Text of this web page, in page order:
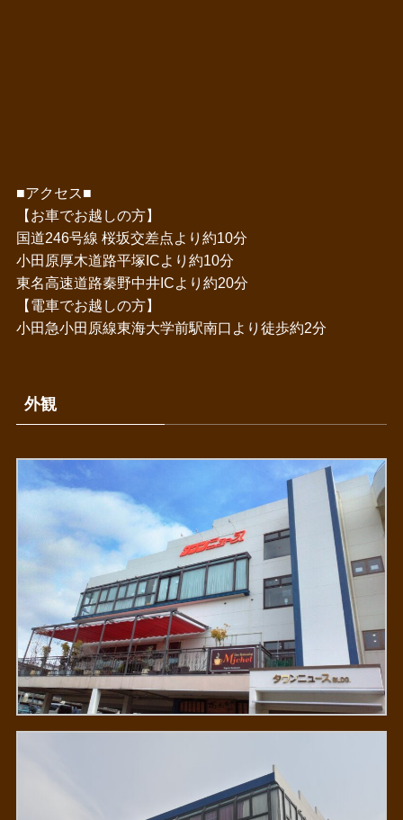
■アクセス■
【お車でお越しの方】
国道246号線 桜坂交差点より約10分
小田原厚木道路平塚ICより約10分
東名高速道路秦野中井ICより約20分
【電車でお越しの方】
小田急小田原線東海大学前駅南口より徒歩約2分
外観